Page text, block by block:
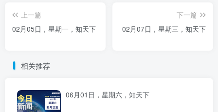
上一篇
02月05日，星期一，知天下
下一篇
02月07日，星期三，知天下
相关推荐
06月01日，星期六，知天下